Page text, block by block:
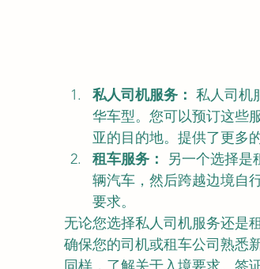
私人司机服务： 私人司机
华车型。您可以预订这些
亚的目的地。提供了更多
租车服务：
另一个选择是
辆汽车，然后跨越边境自
要求。
无论您选择私人司机服务还是
确保您的司机或租车公司熟悉